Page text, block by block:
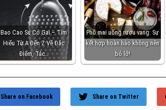
Bao Cao Su Có Gai – Tìm
Hiểu Từ A Đến Z Về Đặc
Điểm, Tác…
Phô mai uống rượu vang: Sự
kết hợp hoàn hảo không nên
bỏ lỡ!
Share on Twitter
Share on Facebook